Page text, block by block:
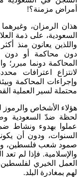
أمراض مزمنة؟!
هذان الرمزان،
السعودية، على ذمة
واللذين يعانون منذ
دون محاكمة أو
المحاكمة دونما مبرر؛
لانتزاع اعترافات
وإجراءات المحاكمة
محتملة لسير العملية
هؤلاء الأشخاص والرموز
لحظة ضدّ السعودية
عملوا بهدوء ونشاط
السنوات، ودون أن
صمود شعب فلسطين،
والإسلامية. فإذا لم
العمل الخيري
لهم بمغادرة البلد.